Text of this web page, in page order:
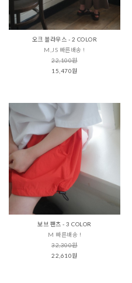
오크 블라우스 - 2 COLOR
M,JS 빠른배송 !
22,100원
15,470원
보브 팬츠 - 3 COLOR
M 빠른배송 !
32,300원
22,610원